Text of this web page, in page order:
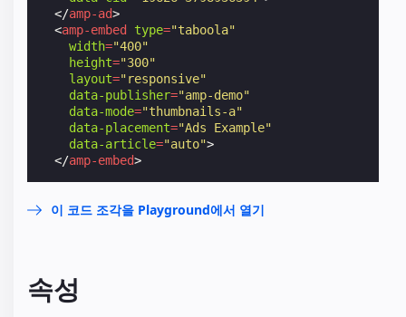
</amp-ad>
<amp-embed type="taboola"
width="400"
height="300"
layout="responsive"
data-publisher="amp-demo"
data-mode="thumbnails-a"
data-placement="Ads Example"
data-article="auto">
</amp-embed>
이 코드 조각을 Playground에서 열기
속성